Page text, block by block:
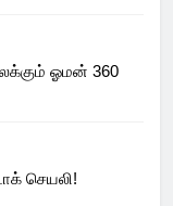
ஓமன் 360
செயலி!